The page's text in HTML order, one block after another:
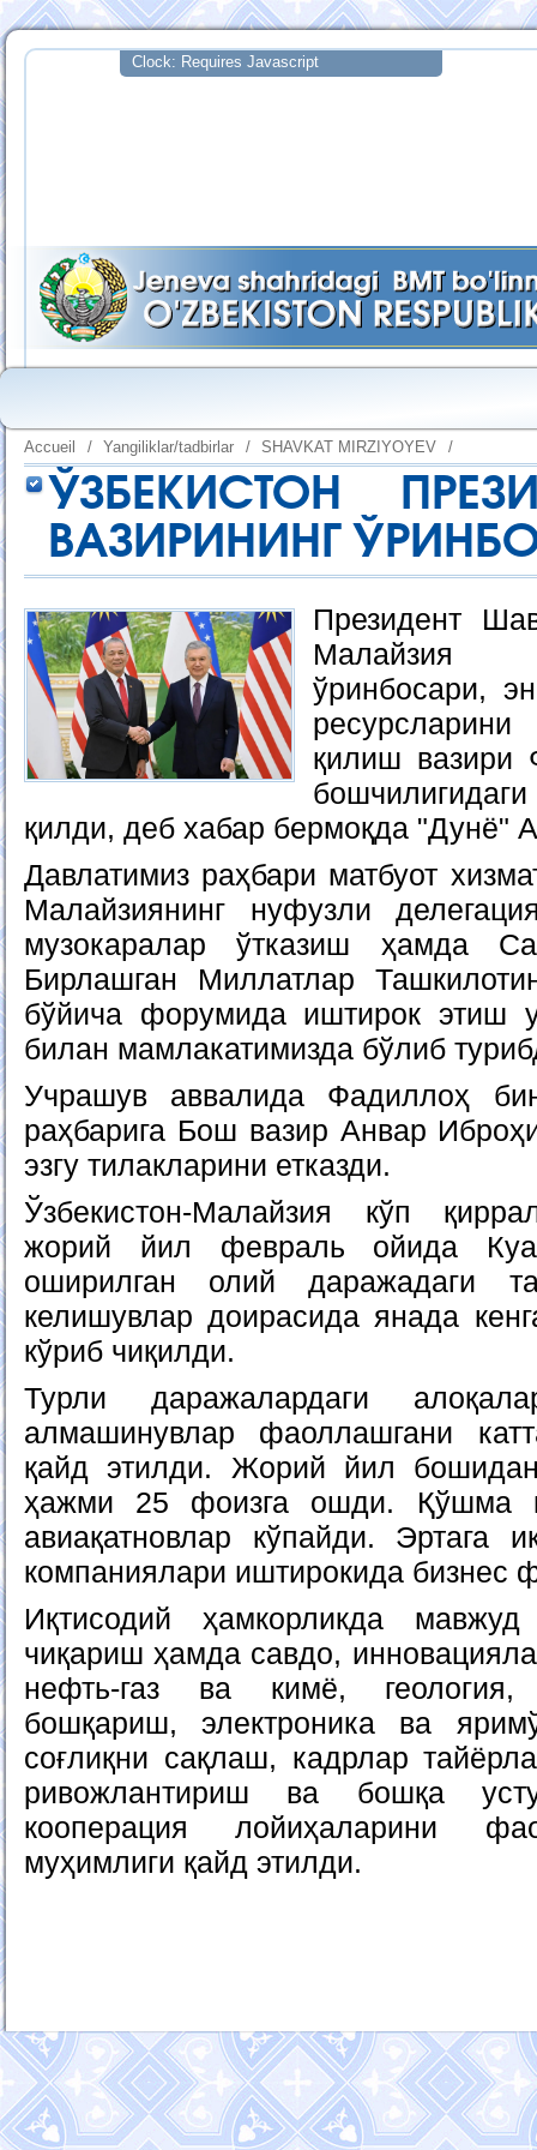
Accueil / Yangiliklar/tadbirlar / SHAVKAT MIRZIYOYEV /
ЎЗБЕКИСТОН
ВАЗИРИНИНГ
Президент
Малайзия
ўринбосари,
қилиш
қилди, деб хабар бермоқда "Дунё"
Давлатимиз раҳбари матбуот
Малайзиянинг нуфузли
музокаралар ўтказиш ҳамда
Бирлашган Миллатлар
бўйича форумида иштирок этиш
билан мамлакатимизда бўлиб
Учрашув аввалида Фадиллоҳ
раҳбарига Бош вазир Анвар
эзгу тилакларини етказди.
Ўзбекистон-Малайзия кўп
жорий йил февраль ойида
оширилган олий даражадаги
келишувлар доирасида янада
кўриб чиқилди.
Турли даражалардаги
алмашинувлар фаоллашгани
қайд этилди. Жорий йил
ҳажми 25 фоизга ошди. Қўшма
авиақатновлар кўпайди. Эртага
компаниялари иштирокида бизнес
Иқтисодий ҳамкорликда
чиқариш ҳамда савдо,
нефть-газ ва кимё, геология,
бошқариш, электроника ва
соғлиқни сақлаш, кадрлар
ривожлантириш ва бошқа
кооперация лойиҳаларини
муҳимлиги қайд этилди.